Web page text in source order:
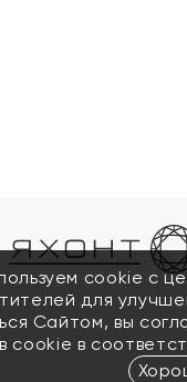
cookie с
для
Сайтом, вы
cookie в